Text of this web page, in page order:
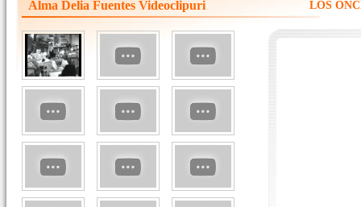
Alma Delia Fuentes Videoclipuri LOS